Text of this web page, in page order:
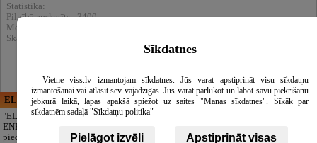
Statistika:
Pilnībā apskatīts : 3400
Meklēšnas rezultātos parādīts : 114965
Skatīt arī katalogā :
ELECTRIC ENERGY
"ELECTRIC
ENERGY Kandava"
piedāvā pilna
CĒSU APBEDĪŠANAS
bez liekām raizēm.
Sīkdatnes
Vietne viss.lv izmantojam sīkdatnes. Jūs varat apstiprināt visu sīkdatņu
izmantošanai vai atlasīt sev vajadzīgās. Jūs varat pārlūkot un labot savu piekrišanu
jebkurā laikā, lapas apakšā spiežot uz saites "Manas sīkdatnes". Sīkāk par
sīkdatnēm sadaļā "Sīkdatņu politika"
Pielāgot izvēli Apstiprināt visas